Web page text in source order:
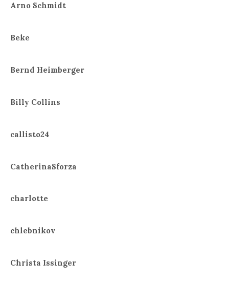
Arno Schmidt
Beke
Bernd Heimberger
Billy Collins
callisto24
CatherinaSforza
charlotte
chlebnikov
Christa Issinger